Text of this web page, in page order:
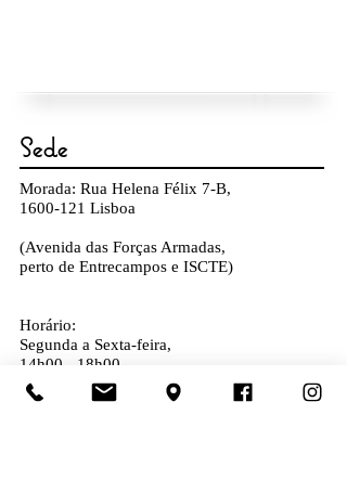
Sede
Morada: Rua Helena Félix 7-B,
1600-121 Lisboa
(Avenida das Forças Armadas,
perto de Entrecampos e ISCTE)
Horário:
Segunda a Sexta-feira,
14h00 - 18h00
Sábado,
10h00 - 13h00